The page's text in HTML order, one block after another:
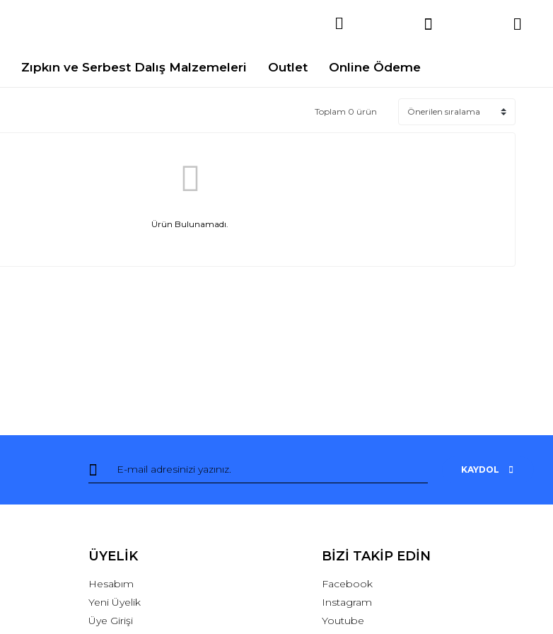
Zıpkın ve Serbest Dalış Malzemeleri Outlet Online Ödeme
Toplam 0 ürün
Ürün Bulunamadı.
KAYDOL
ÜYELİK
Hesabım
Yeni Üyelik
Üye Girişi
BİZİ TAKİP EDİN
Facebook
Instagram
Youtube